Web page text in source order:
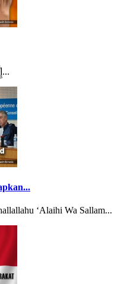
Allah Ta'ala berfirman: إِنَّمَا كَانَ...
‘Alaihi Wa Sallam...